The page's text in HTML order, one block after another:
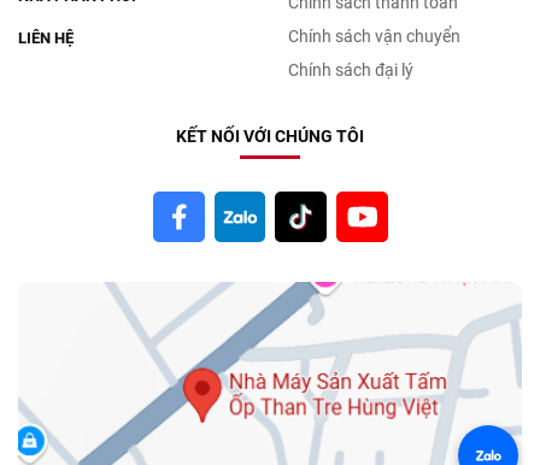
LIÊN HỆ
Chính sách vận chuyển
Chính sách đại lý
KẾT NỐI VỚI CHÚNG TÔI